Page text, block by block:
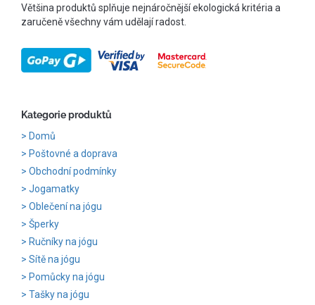
Většina produktů splňuje nejnáročnější ekologická kritéria a
zaručeně všechny vám udělají radost.
Kategorie produktů
Domů
Poštovné a doprava
Obchodní podmínky
Jogamatky
Oblečení na jógu
Šperky
Ručníky na jógu
Sítě na jógu
Pomůcky na jógu
Tašky na jógu